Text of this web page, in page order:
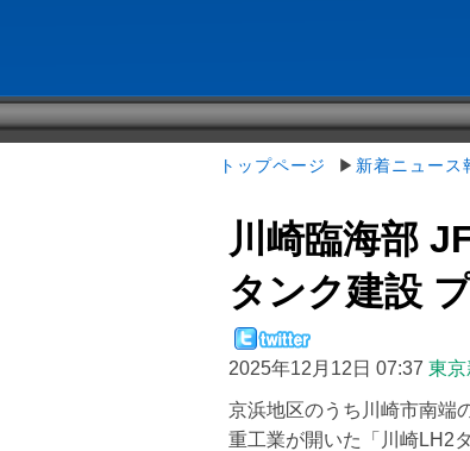
トップページ ▶ 新着ニュース
川崎臨海部
タンク建設
2025年12月12日 07:37 東京
京浜地区のうち川崎市南端
重工業が開いた「川崎LH2